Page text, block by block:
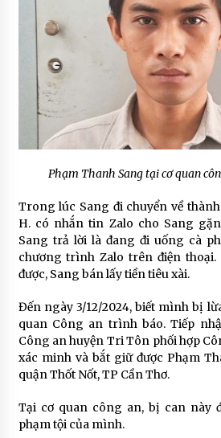
Phạm Thanh Sang tại cơ quan
Trong lúc Sang đi chuyển về
H. có nhắn tin Zalo cho Sang
Sang trả lời là đang đi uống cà
chương trình Zalo trên điện thoại.
được, Sang bán lấy tiền tiêu xài.
Đến ngày 3/12/2024, biết mình bị
quan Công an trình báo. Tiếp
Công an huyện Tri Tôn phối hợp
xác minh và bắt giữ được Phạm
quận Thốt Nốt, TP Cần Thơ.
Tại cơ quan công an, bị can này
phạm tội của mình.